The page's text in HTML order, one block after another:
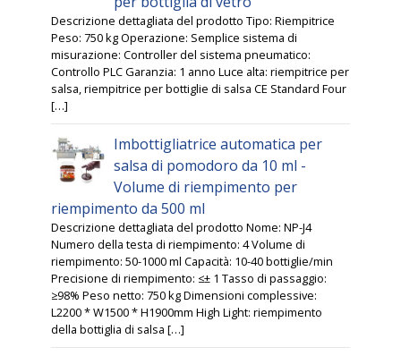
Descrizione dettagliata del prodotto Tipo: Riempitrice
Peso: 750 kg Operazione: Semplice sistema di
misurazione: Controller del sistema pneumatico:
Controllo PLC Garanzia: 1 anno Luce alta: riempitrice per
salsa, riempitrice per bottiglie di salsa CE Standard Four
[…]
Imbottigliatrice automatica per
salsa di pomodoro da 10 ml -
Volume di riempimento per
riempimento da 500 ml
Descrizione dettagliata del prodotto Nome: NP-J4
Numero della testa di riempimento: 4 Volume di
riempimento: 50-1000 ml Capacità: 10-40 bottiglie/min
Precisione di riempimento: ≤± 1 Tasso di passaggio:
≥98% Peso netto: 750 kg Dimensioni complessive:
L2200 * W1500 * H1900mm High Light: riempimento
della bottiglia di salsa […]